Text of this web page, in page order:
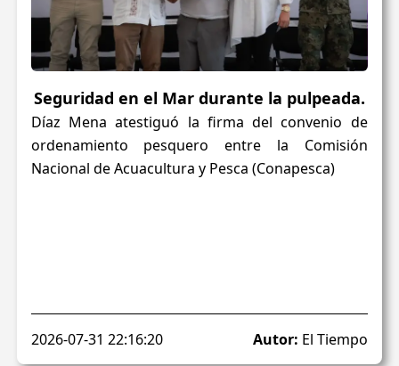
Seguridad en el Mar durante la pulpeada.
Díaz Mena atestiguó la firma del convenio de
ordenamiento pesquero entre la Comisión
Nacional de Acuacultura y Pesca (Conapesca)
2026-07-31 22:16:20 Autor: El Tiempo